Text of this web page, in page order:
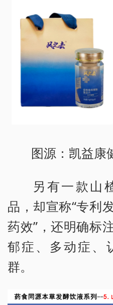
图源：凯益康
另有一款山
品，却宣称“专利
药效”，还明确标
郁症、多动症、
群。